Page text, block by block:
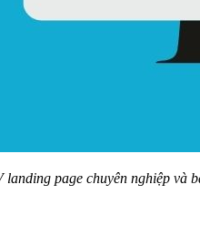
landing page chuyên nghiệp và